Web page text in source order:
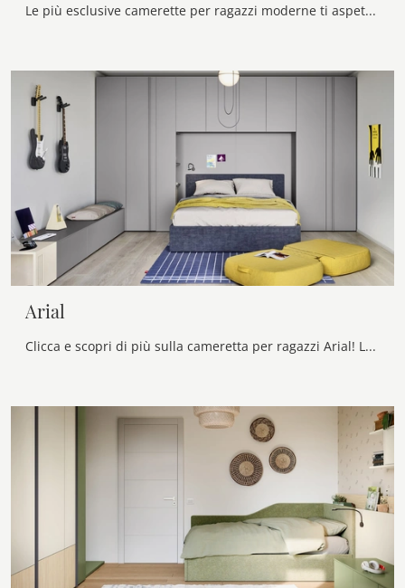
Le più esclusive camerette per ragazzi moderne ti aspettano! Scopri il modello Wind di Nidi.
Arial
Clicca e scopri di più sulla cameretta per ragazzi Arial! Le Camerette a ponte Nidi ti attendono.